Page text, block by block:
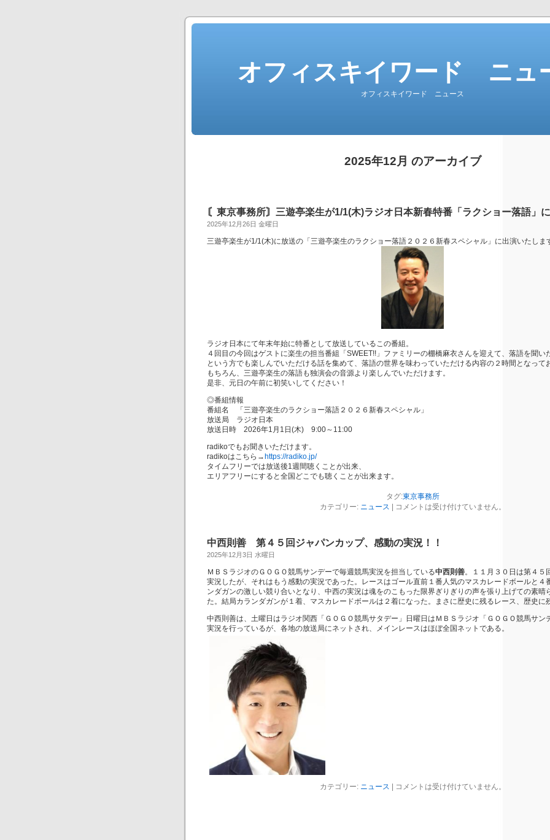
オフィスキイワード ニュ
オフィスキイワード ニュース
2025年12月 のアーカイブ
〘東京事務所〙三遊亭楽生が1/1(木)ラジオ日本新春特番「ラクショー落語」
2025年12月26日 金曜日
三遊亭楽生が1/1(木)に放送の「三遊亭楽生のラクショー落語２０２６新春スペシャル」に出演いたしま
ラジオ日本にて年末年始に特番として放送しているこの番組。
４回目の今回はゲストに楽生の担当番組「SWEET!!」ファミリーの棚橋麻衣さんを迎えて、落語を聞い
という方でも楽しんでいただける話を集めて、落語の世界を味わっていただける内容の２時間となって
もちろん、三遊亭楽生の落語も独演会の音源より楽しんでいただけます。
是非、元日の午前に初笑いしてください！
◎番組情報
番組名 「三遊亭楽生のラクショー落語２０２６新春スペシャル」
放送局 ラジオ日本
放送日時 2026年1月1日(木) 9:00～11:00
radikoでもお聞きいただけます。
radikoはこちら→ https://radiko.jp/
タイムフリーでは放送後1週間聴くことが出来、
エリアフリーにすると全国どこでも聴くことが出来ます。
タグ:東京事務所
カテゴリー: ニュース コメントは受け付けていません。
中西則善 第４５回ジャパンカップ、感動の実況！！
2025年12月3日 水曜日
ＭＢＳラジオのＧＯＧＯ競馬サンデーで毎週競馬実況を担当している中西則善。１１月３０日は第４５
実況したが、それはもう感動の実況であった。レースはゴール直前１番人気のマスカレードボールと４
ンダガンの激しい競り合いとなり、中西の実況は魂をのこもった限界ぎりぎりの声を張り上げての素晴
た。結局カランダガンが１着、マスカレードボールは２着になった。まさに歴史に残るレース、歴史に
中西則善は、土曜日はラジオ関西「ＧＯＧＯ競馬サタデー」日曜日はＭＢＳラジオ「ＧＯＧＯ競馬サン
実況を行っているが、各地の放送局にネットされ、メインレースはほぼ全国ネットである。
カテゴリー: ニュース コメントは受け付けていません。